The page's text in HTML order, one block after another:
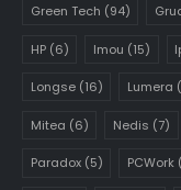
Green Tech (94)
HP(6) Imou (15)
Longse(16) Lumera
Mitea (6) Nedis (7)
Paradox(5) PCWork